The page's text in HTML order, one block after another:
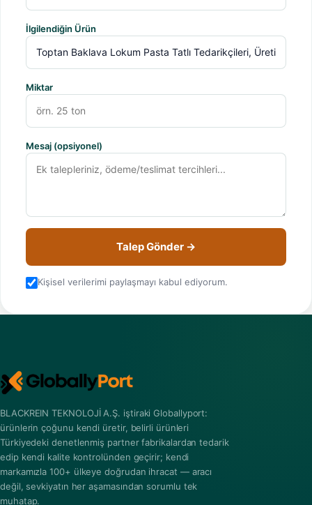
İlgilendiğin Ürün
Miktar
Mesaj (opsiyonel)
Talep Gönder →
Kişisel verilerimi paylaşmayı kabul ediyorum.
BLACKREIN TEKNOLOJİ A.Ş. iştiraki Globallyport:
ürünlerin çoğunu kendi üretir, belirli ürünleri
Türkiyedeki denetlenmiş partner fabrikalardan tedarik
edip kendi kalite kontrolünden geçirir; kendi
markamızla 100+ ülkeye doğrudan ihracat — aracı
değil, sevkiyatın her aşamasından sorumlu tek
muhatap.